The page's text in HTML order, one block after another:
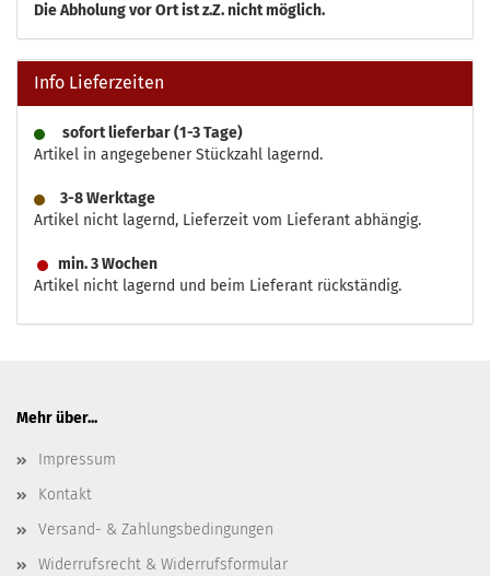
DieAbholung vor Ort ist z.Z. nicht möglich.
Info Lieferzeiten
sofort lieferbar (1-3 Tage)
Artikel in angegebener Stückzahl lagernd.
3-8 Werktage
Artikel nicht lagernd, Lieferzeit vom Lieferant abhängig.
min. 3 Wochen
Artikel nicht lagernd und beim Lieferant rückständig.
Mehr über...
Impressum
Kontakt
Versand- & Zahlungsbedingungen
Widerrufsrecht & Widerrufsformular